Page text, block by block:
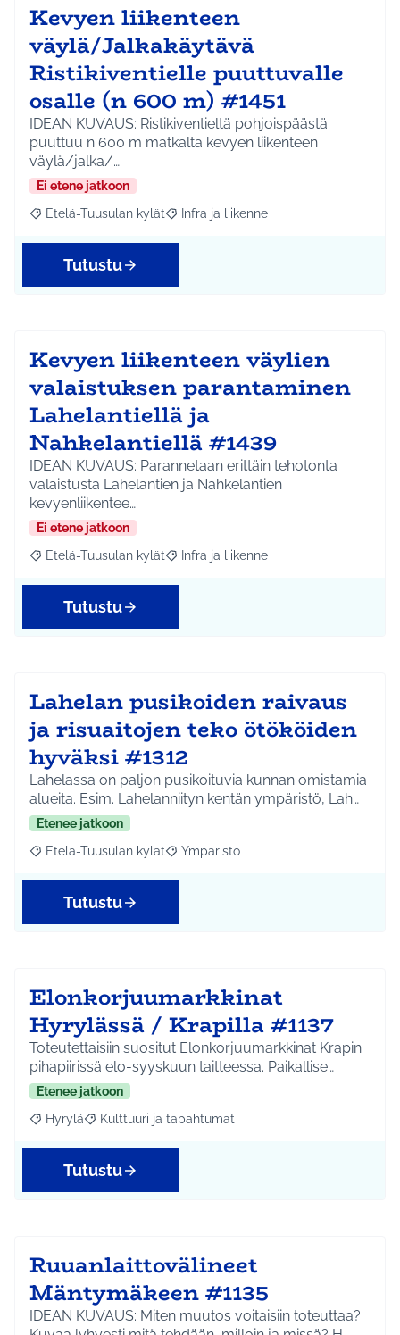
Kevyen liikenteen
väylä/Jalkakäytävä
Ristikiventielle puuttuvalle
osalle (n 600 m) #1451
IDEAN KUVAUS: Ristikiventieltä pohjoispäästä
puuttuu n 600 m matkalta kevyen liikenteen
väylä/jalka/…
Ei etene jatkoon
Rajaa tulokset aihepiirin mukaan: Etelä-Tuusulan kylät
Etelä-Tuusulan kylät Rajaa tulokset teeman mukaan: Infra ja
Infra ja liikenne
Tutustu
Kevyen liikenteen väylien
valaistuksen parantaminen
Lahelantiellä ja
Nahkelantiellä #1439
IDEAN KUVAUS: Parannetaan erittäin tehotonta
valaistusta Lahelantien ja Nahkelantien
kevyenliikentee…
Ei etene jatkoon
Rajaa tulokset aihepiirin mukaan: Etelä-Tuusulan kylät
Etelä-Tuusulan kylät Rajaa tulokset teeman mukaan: Infra ja
Infra ja liikenne
Tutustu
Lahelan pusikoiden raivaus
ja risuaitojen teko ötököiden
hyväksi #1312
Lahelassa on paljon pusikoituvia kunnan omistamia
alueita. Esim. Lahelanniityn kentän ympäristö, Lah…
Etenee jatkoon
Rajaa tulokset aihepiirin mukaan: Etelä-Tuusulan kylät
Etelä-Tuusulan kylät Rajaa tulokset teeman mukaan:
Ympäristö
Tutustu
Elonkorjuumarkkinat
Hyrylässä / Krapilla #1137
Toteutettaisiin suositut Elonkorjuumarkkinat Krapin
pihapiirissä elo-syyskuun taitteessa. Paikallise…
Etenee jatkoon
Rajaa tulokset aihepiirin mukaan: Hyrylä
Hyrylä Rajaa tulokset teeman mukaan: Kulttuuri ja
Kulttuuri ja tapahtumat
Tutustu
Ruuanlaittovälineet
Mäntymäkeen #1135
IDEAN KUVAUS: Miten muutos voitaisiin toteuttaa?